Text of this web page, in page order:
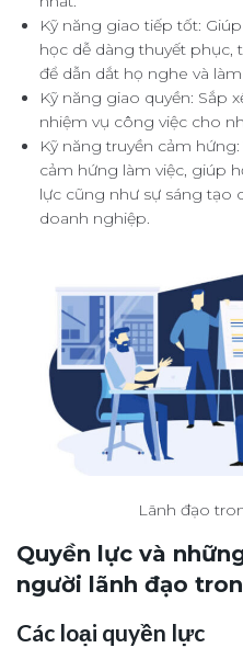
Kỹ năng giao tiếp tốt:
học dễ dàng thuyết phục,
để dẫn dắt họ nghe và
Kỹ năng giao quyền: Sắp
nhiệm vụ công việc cho
Kỹ năng truyền cảm
cảm hứng làm việc, giúp
lực cũng như sự sáng tạo
doanh nghiệp.
Lãnh đạo
Quyền lực và
người lãnh đạo
Các loại quyền lực